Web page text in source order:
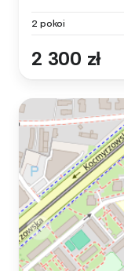
2 pokoi
2 300 zł